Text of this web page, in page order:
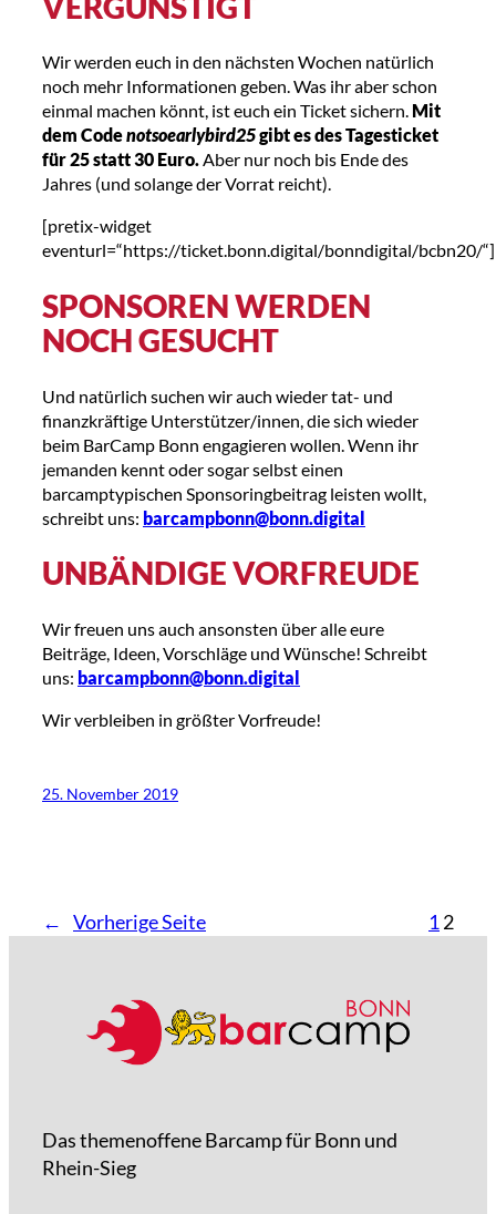
Wir werden euch in den nächsten Wochen natürlich
noch mehr Informationen geben. Was ihr aber schon
einmal machen könnt, ist euch ein Ticket sichern. Mit
dem Codenotsoearlybird25gibt es des Tagesticket
für 25 statt 30 Euro.Aber nur noch bis Ende des
Jahres (und solange der Vorrat reicht).
[pretix-widget
eventurl=“https://ticket.bonn.digital/bonndigital/bcbn20/“]
SPONSOREN WERDEN
NOCH GESUCHT
Und natürlich suchen wir auch wieder tat- und
finanzkräftige Unterstützer/innen, die sich wieder
beim BarCamp Bonn engagieren wollen. Wenn ihr
jemanden kennt oder sogar selbst einen
barcamptypischen Sponsoringbeitrag leisten wollt,
schreibt uns: barcampbonn@bonn.digital
UNBÄNDIGE VORFREUDE
Wir freuen uns auch ansonsten über alle eure
Beiträge, Ideen, Vorschläge und Wünsche! Schreibt
uns: barcampbonn@bonn.digital
Wir verbleiben in größter Vorfreude!
25. November 2019
← Vorherige Seite 12
Das themenoffene Barcamp für Bonn und
Rhein-Sieg